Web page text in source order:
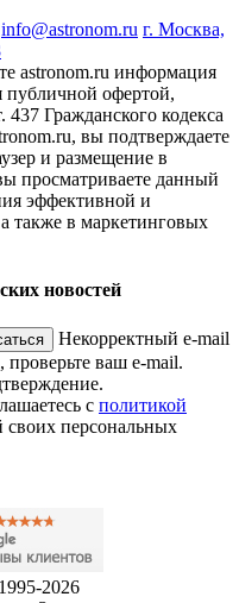
info@astronom.ru г. Москва,
astronom.ru информация
публичной офертой,
Гражданского кодекса
вы подтверждаете
и размещение в
просматриваете данный
эффективной и
также в маркетинговых
новостей
Некорректный e-mail
проверьте ваш e-mail.
с политикой
своих персональных
2026